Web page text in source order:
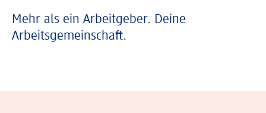
Mehr als ein Arbeitgeber. Deine
Arbeitsgemeinschaft.